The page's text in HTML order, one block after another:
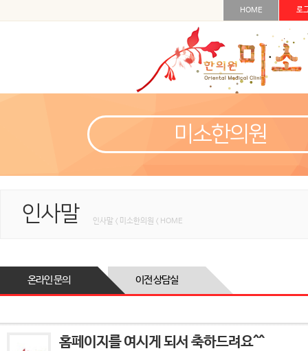
HOME 로
미소한의원
인사말 인사말 < 미소한의원 < HOME
온라인 문의 이전 상담실
홈페이지를 여시게 되서 축하드려요^^